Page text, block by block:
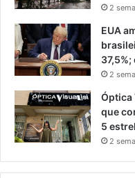
2
EUA
2
Óptica
que
5
2